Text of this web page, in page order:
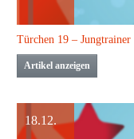
Türchen 19 – Jungtrainer
Artikel anzeigen
18.12.